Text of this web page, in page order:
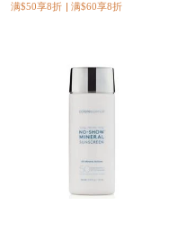
满$50享8折 满$60享8折